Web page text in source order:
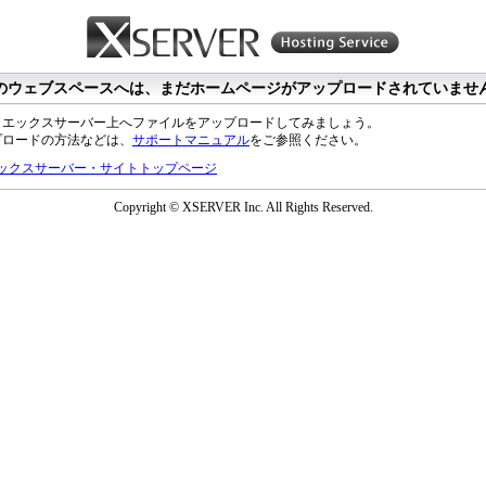
ウェブスペースへは、まだホームページがアップロードされていませ
ックスサーバー上へファイルをアップロードしてみましょう。
ードの方法などは、 サポートマニュアルをご参照ください。
クスサーバー・サイトトップページ
Copyright © XSERVER Inc. All Rights Reserved.